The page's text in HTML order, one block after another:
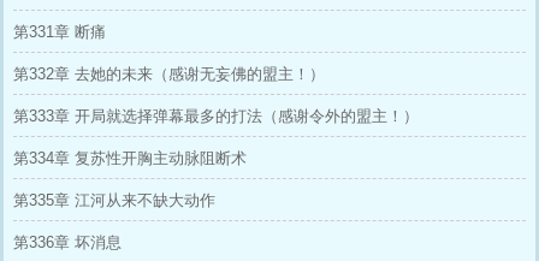
第331章 断痛
第332章 去她的未来（感谢无妄佛的盟主！）
第333章 开局就选择弹幕最多的打法（感谢令外的盟主！）
第334章 复苏性开胸主动脉阻断术
第335章 江河从来不缺大动作
第336章 坏消息